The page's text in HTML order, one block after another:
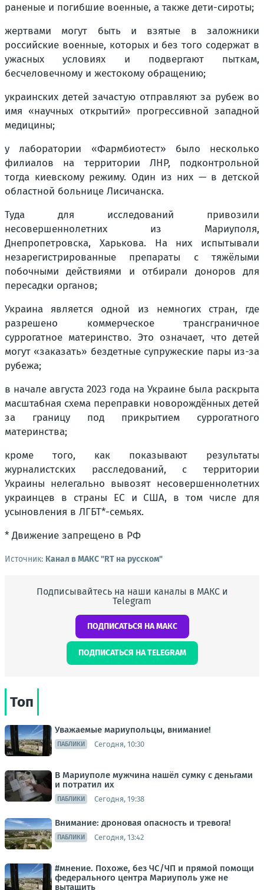
раненые и погибшие военные, а также дети-сироты;
жертвами могут быть и взятые в заложники
российские военные, которых и без того содержат в
ужасных условиях и подвергают пыткам,
бесчеловечному и жестокому обращению;
украинских детей зачастую отправляют за рубеж во
имя «научных открытий» прогрессивной западной
медицины;
у лаборатории «Фармбиотест» было несколько
филиалов на территории ЛНР, подконтрольной
тогда киевскому режиму. Один из них — в детской
областной больнице Лисичанска.
Туда для исследований привозили
несовершеннолетних из Мариуполя,
Днепропетровска, Харькова. На них испытывали
незарегистрированные препараты с тяжёлыми
побочными действиями и отбирали доноров для
пересадки органов;
Украина является одной из немногих стран, где
разрешено коммерческое трансграничное
суррогатное материнство. Это означает, что детей
могут «заказать» бездетные супружеские пары из-за
рубежа;
в начале августа 2023 года на Украине была раскрыта
масштабная схема переправки новорождённых детей
за границу под прикрытием суррогатного
материнства;
кроме того, как показывают результаты
журналистских расследований, с территории
Украины нелегально вывозят несовершеннолетних
украинцев в страны ЕС и США, в том числе для
усыновления в ЛГБТ*-семьях.
* Движение запрещено в РФ
Источник: Канал в МАКС "RT на русском"
Подписывайтесь на наши каналы в МАКС и
Telegram
ПОДПИСАТЬСЯ НА МАКС
ПОДПИСАТЬСЯ НА TELEGRAM
Топ
Уважаемые мариупольцы, внимание!
ПАБЛИКИ Сегодня, 10:30
В Мариуполе мужчина нашёл сумку с деньгами
и потратил их
ПАБЛИКИ Сегодня, 19:38
Внимание: дроновая опасность и тревога!
ПАБЛИКИ Сегодня, 13:42
#мнение. Похоже, без ЧС/ЧП и прямой помощи
федерального центра Мариуполь уже не
вытащить